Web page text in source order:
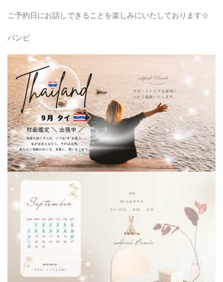
ご予約日にお話しできることを楽しみにいたしております☆
バンビ